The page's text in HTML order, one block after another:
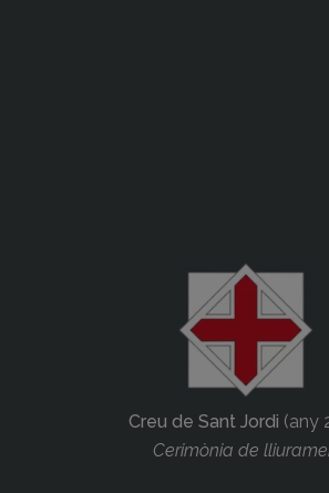
Creu de Sant Jordi (any
Cerimònia de